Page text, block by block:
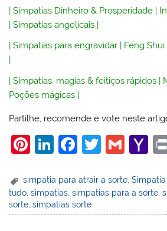
|Simpatias Dinheiro & Prosperidade |
|Simpatias angelicais |
|Simpatias para engravidar | Feng Shui
|
|Simpatias, magias & feitiços rápidos |
Poções mágicas |
Partilhe, recomende e vote neste
Pi
er
e
st
Li
k
e
dI
F
c
e
b
T
itt
er
G
ai
l
Y
h
o
o
simpatia para atrair a sorte ,
tudo ,simpatias ,simpatias para a sorte ,
sorte ,simpatias sorte